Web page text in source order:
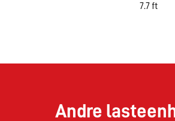
7.7 ft
Andre